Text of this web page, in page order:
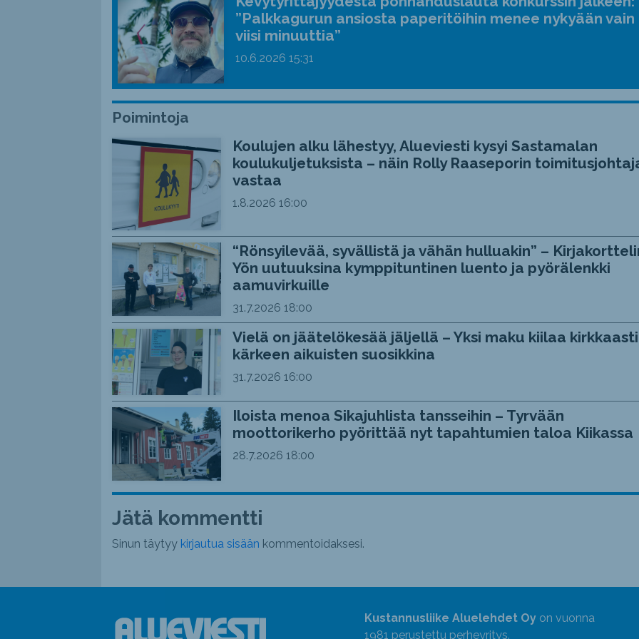
”Palkkagurun ansiosta paperitöihin menee nykyään vain
viisi minuuttia”
10.6.2026 15:31
Poimintoja
Koulujen alku lähestyy, Alueviesti kysyi Sastamalan
koulukuljetuksista – näin Rolly Raaseporin
vastaa
1.8.2026 16:00
“Rönsyilevää, syvällistä ja vähän hulluakin” –
Yön uutuuksina kymppituntinen luento ja pyörälenkki
aamuvirkuille
31.7.2026 18:00
Vielä on jäätelökesää jäljellä – Yksi maku kiilaa kirkkaasti
kärkeen aikuisten suosikkina
31.7.2026 16:00
Iloista menoa Sikajuhlista tansseihin – Tyrvään
moottorikerho pyörittää nyt tapahtumien taloa Kiikassa
28.7.2026 18:00
Jätä kommentti
Sinun täytyy kirjautua sisään kommentoidaksesi.
Kustannusliike Aluelehdet Oyon vuonna
1981 perustettu perheyritys.